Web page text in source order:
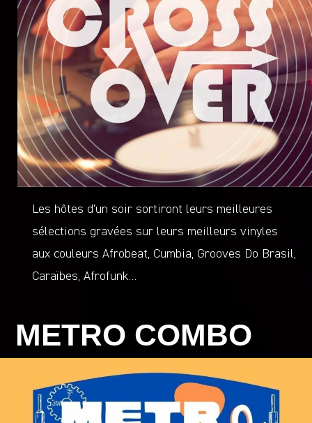
Les hôtes d’un soir sortiront leurs meilleures
sélections gravées sur leurs meilleurs vinyles
aux couleurs Afrobeat, Cumbia, Grooves Do Brasil,
Caraïbes, Afrofunk…
METRO COMBO